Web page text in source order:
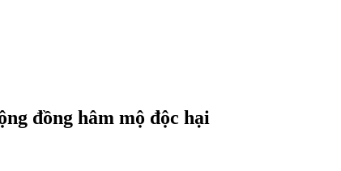
đồng hâm mộ độc hại